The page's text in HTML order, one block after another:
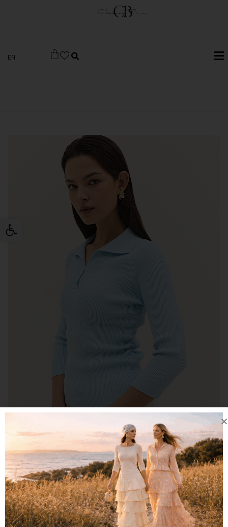
פתח
EN
חולצת פולו תכלת
₪219
₪99 חולצת פולו 2573
צבע